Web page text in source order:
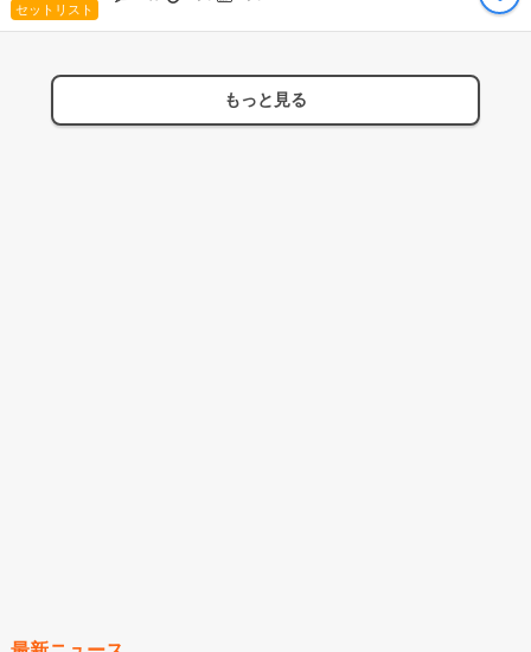
セットリスト
もっと見る